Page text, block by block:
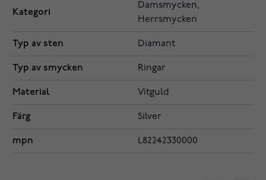
Kategori
Damsmycken,
Herrsmycken
Typ av sten Diamant
Typ av smycken Ringar
Material Vitguld
Färg Silver
mpn L82242330000